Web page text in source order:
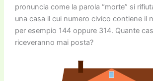
pronuncia come la parola “morte” si
una casa il cui numero civico contiene il
per esempio 144 oppure 314. Quante
riceveranno mai posta?